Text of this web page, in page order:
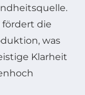
fördert die
was
Klarheit